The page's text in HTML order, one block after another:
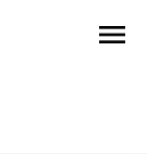
menu